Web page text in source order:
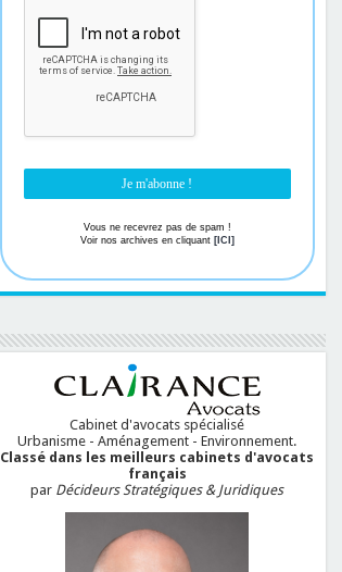
Vous ne recevrez pas de spam !
Voir nos archives en cliquant [ICI]
Cabinet d'avocats spécialisé
Urbanisme - Aménagement - Environnement.
Classé dans les meilleurs cabinets d'avocats
français
par Décideurs Stratégiques & Juridiques